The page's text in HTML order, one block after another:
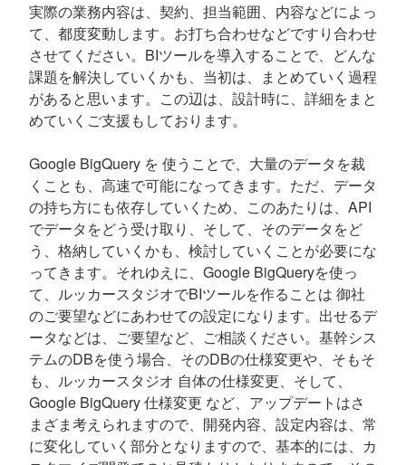
実際の業務内容は、契約、担当範囲、内容などによっ
て、都度変動します。お打ち合わせなどですり合わせ
させてください。BIツールを導入することで、どんな
課題を解決していくかも、当初は、まとめていく過程
があると思います。この辺は、設計時に、詳細をまと
めていくご支援もしております。
Google BigQuery を 使うことで、大量のデータを裁
くことも、高速で可能になってきます。ただ、データ
の持ち方にも依存していくため、このあたりは、API
でデータをどう受け取り、そして、そのデータをど
う、格納していくかも、検討していくことが必要にな
ってきます。それゆえに、Google BigQueryを使っ
て、ルッカースタジオでBIツールを作ることは 御社
のご要望などにあわせての設定になります。出せるデ
ータなどは、ご要望など、ご相談ください。基幹シス
テムのDBを使う場合、そのDBの仕様変更や、そもそ
も、ルッカースタジオ 自体の仕様変更、そして、
Google BigQuery 仕様変更 など、アップデートはさ
まざま考えられますので、開発内容、設定内容は、常
に変化していく部分となりますので、基本的には、カ